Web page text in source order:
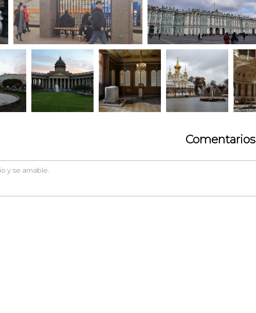
Comentarios